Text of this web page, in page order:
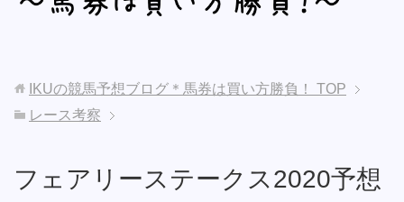
IKUの競馬予想ブログ＊馬券は買い方勝負！
TOP
レース考察
フェアリーステークス2020予想